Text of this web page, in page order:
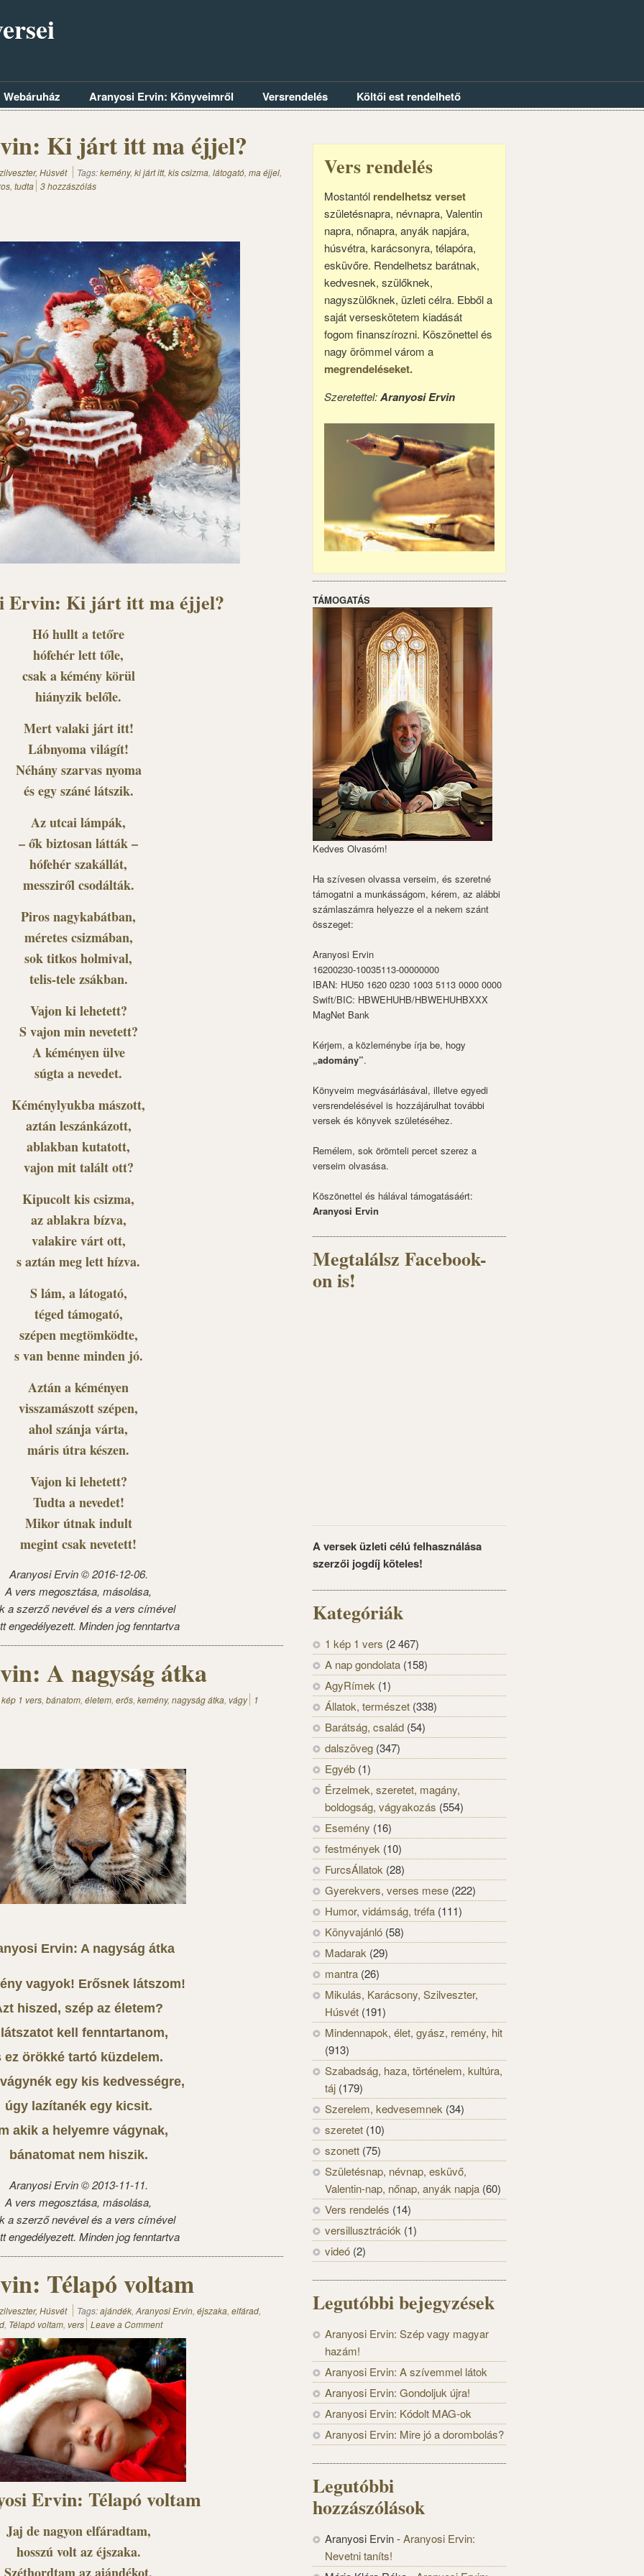
Webáruház Aranyosi Ervin: Könyveimről Versrendelés Költői est rendelhető
Ki járt itt ma éjjel?
Húsvét Tags:kemény, ki járt itt, kis csizma, látogató, ma éjjel,
, tudta 3 hozzászólás
Ervin: Ki járt itt ma éjjel?
Hó hullt a tetőre
hófehér lett tőle,
csak a kémény körül
hiányzik belőle.
Mert valaki járt itt!
Lábnyoma világít!
Néhány szarvas nyoma
és egy száné látszik.
Az utcai lámpák,
– ők biztosan látták –
hófehér szakállát,
messziről csodálták.
Piros nagykabátban,
méretes csizmában,
sok titkos holmival,
telis-tele zsákban.
Vajon ki lehetett?
S vajon min nevetett?
A kéményen ülve
súgta a nevedet.
Kéménylyukba mászott,
aztán leszánkázott,
ablakban kutatott,
vajon mit talált ott?
Kipucolt kis csizma,
az ablakra bízva,
valakire várt ott,
s aztán meg lett hízva.
S lám, a látogató,
téged támogató,
szépen megtömködte,
s van benne minden jó.
Aztán a kéményen
visszamászott szépen,
ahol szánja várta,
máris útra készen.
Vajon ki lehetett?
Tudta a nevedet!
Mikor útnak indult
megint csak nevetett!
Aranyosi Ervin © 2016-12-06.
A vers megosztása, másolása,
a szerző nevével és a vers címével
engedélyezett. Minden jog fenntartva
A nagyság átka
1 vers, bánatom, életem, erős, kemény, nagyság átka, vágy 1
Ervin: A nagyság átka
vagyok! Erősnek látszom!
hiszed, szép az életem?
kell fenntartanom,
ez örökké tartó küzdelem.
egy kis kedvességre,
úgy lazítanék egy kicsit.
akik a helyemre vágynak,
bánatomat nem hiszik.
Aranyosi Ervin © 2013-11-11.
A vers megosztása, másolása,
a szerző nevével és a vers címével
engedélyezett. Minden jog fenntartva
Télapó voltam
Húsvét Tags:ajándék, Aranyosi Ervin, éjszaka, elfárad,
, Télapó voltam, vers Leave a Comment
Ervin: Télapó voltam
Jaj de nagyon elfáradtam,
hosszú volt az éjszaka.
Vers rendelés
Mostantól rendelhetsz verset
születésnapra, névnapra, Valentin
napra, nőnapra, anyák napjára,
húsvétra, karácsonyra, télapóra,
esküvőre. Rendelhetsz barátnak,
kedvesnek, szülőknek,
nagyszülőknek, üzleti célra. Ebből a
saját verseskötetem kiadását
fogom finanszírozni. Köszönettel és
nagy örömmel várom a
megrendeléseket.
Szeretettel:Aranyosi Ervin
TÁMOGATÁS
Kedves Olvasóm!
Ha szívesen olvassa verseim, és szeretné
támogatni a munkásságom, kérem, az alábbi
számlaszámra helyezze el a nekem szánt
összeget:
Aranyosi Ervin
16200230-10035113-00000000
IBAN: HU50 1620 0230 1003 5113 0000 0000
Swift/BIC: HBWEHUHB/HBWEHUHBXXX
MagNet Bank
Kérjem, a közleménybe írja be, hogy
„adomány”.
Könyveim megvásárlásával, illetve egyedi
versrendelésével is hozzájárulhat további
versek és könyvek születéséhez.
Remélem, sok örömteli percet szerez a
verseim olvasása.
Köszönettel és hálával támogatásáért:
Aranyosi Ervin
Megtalálsz Facebook-
on is!
A versek üzleti célú felhasználása
szerzői jogdíj köteles!
Kategóriák
1 kép 1 vers (2 467)
A nap gondolata (158)
AgyRímek (1)
Állatok, természet (338)
Barátság, család (54)
dalszöveg (347)
Egyéb (1)
Érzelmek, szeretet, magány,
boldogság, vágyakozás (554)
Esemény (16)
festmények (10)
FurcsÁllatok (28)
Gyerekvers, verses mese (222)
Humor, vidámság, tréfa (111)
Könyvajánló (58)
Madarak (29)
mantra (26)
Mikulás, Karácsony, Szilveszter,
Húsvét (191)
Mindennapok, élet, gyász, remény, hit
(913)
Szabadság, haza, történelem, kultúra,
táj (179)
Szerelem, kedvesemnek (34)
szeretet (10)
szonett (75)
Születésnap, névnap, esküvő,
Valentin-nap, nőnap, anyák napja (60)
Vers rendelés (14)
versillusztrációk (1)
videó (2)
Legutóbbi bejegyzések
Aranyosi Ervin: Szép vagy magyar
hazám!
Aranyosi Ervin: A szívemmel látok
Aranyosi Ervin: Gondoljuk újra!
Aranyosi Ervin: Kódolt MAG-ok
Aranyosi Ervin: Mire jó a dorombolás?
Legutóbbi
hozzászólások
Aranyosi Ervin-Aranyosi Ervin:
Nevetni taníts!